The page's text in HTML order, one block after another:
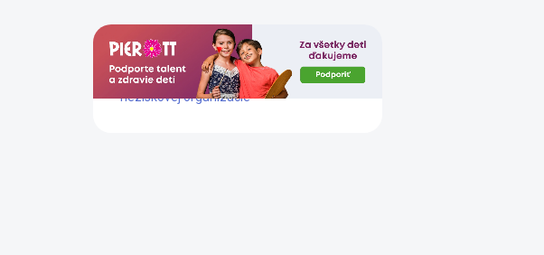
Dlhoročne podporujeme prácu tejto
neziskovej organizácie